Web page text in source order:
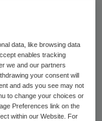
failliet
medewerkers
data, like browsing data
enables tracking
we and our partners
your consent will
and ads you see may not
to change your choices or
Preferences link on the
within our Website. For